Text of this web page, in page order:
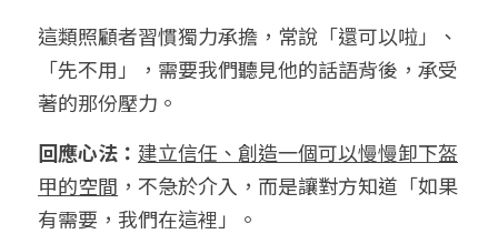
這類照顧者習慣獨力承擔，常說「還可以啦」、
「先不用」，需要我們聽見他的話語背後，承受
著的那份壓力。
回應心法： 建立信任、創造一個可以慢慢卸下盔
甲的空間 ，不急於介入，而是讓對方知道「如果
有需要，我們在這裡」。